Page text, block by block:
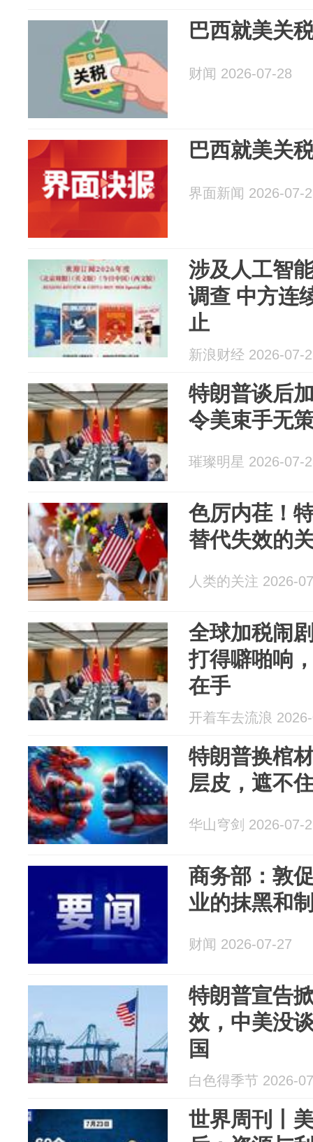
巴西就美关
财闻 2026-07-28
巴西就美关
界面新闻 2026-07-
涉及人工智
调查 中方连续发声，敦促美方停
止
新浪财经 2026-07-
特朗普谈后
令美束手无
璀璨明星 2026-07-
色厉内荏！
替代失效的
人类的关注 2026-
全球加税闹
打得噼啪响
在手
开着车去流浪
特朗普换棺
层皮，遮不
华山穹剑 2026-07-
商务部：敦
业的抹黑和
财闻 2026-07-27
特朗普宣告
效，中美没
国
白色得季节 2026-
世界周刊丨